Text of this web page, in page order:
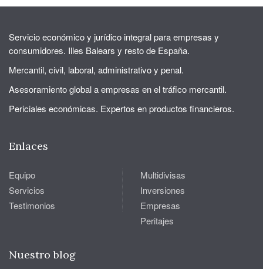
Servicio económico y jurídico integral para empresas y
consumidores. Illes Balears y resto de España.
Mercantil, civil, laboral, administrativo y penal.
Asesoramiento global a empresas en el tráfico mercantil.
Periciales económicas. Expertos en productos financieros.
Enlaces
Equipo
Servicios
Testimonios
Multidivisas
Inversiones
Empresas
Peritajes
Nuestro blog